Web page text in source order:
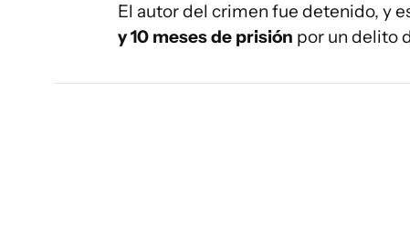
El autor del crimen fue detenido, y
y 10 meses de prisión por un delito